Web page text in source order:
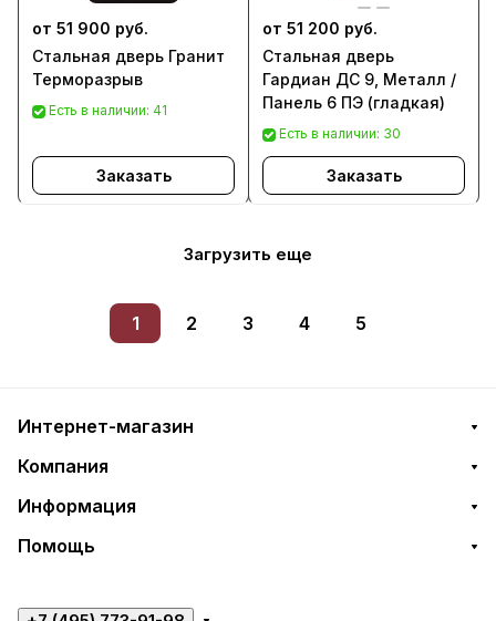
от 51 900 руб.
Стальная дверь Гранит
Терморазрыв
Есть в наличии: 41
Заказать
от 51 200 руб.
Стальная дверь
Гардиан ДС 9, Металл /
Панель 6 ПЭ (гладкая)
Есть в наличии: 30
Заказать
Загрузить еще
1 2 3 4 5
Интернет-магазин
Компания
Информация
Помощь